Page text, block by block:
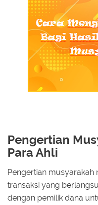
Pengertian
Para Ahli
Pengertian musyarakah
transaksi yang
dengan pemilik dana